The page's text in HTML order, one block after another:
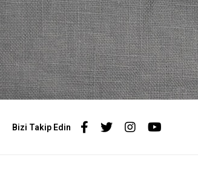
Bizi Takip Edin